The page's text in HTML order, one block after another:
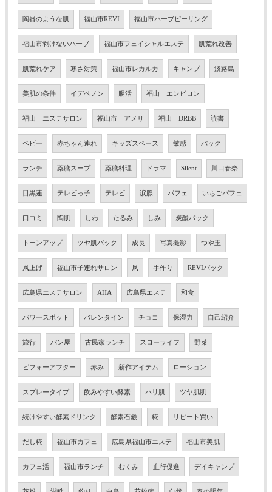
陶器のような肌 福山市REVI 福山市ハーブピーリング
福山市剥けないハーブ 福山市フェイシャルエステ 肌荒れ改善
肌荒れケア 寒さ対策 福山市レカルカ キャンプ 淡路島
美肌の条件 イデベノン 腸活 福山 エンビロン
福山 エステサロン 福山市 アメリ 福山 DRBB 読書
ベビー 赤ちゃん連れ キッズスペース 敏感 パック
ランチ 薬膳スープ 薬膳料理 ドラマ Silent 川口春奈
目黒蓮 テレビっ子 テレビ 涙腺 パフェ いちごパフェ
口コミ 陶肌 しわ たるみ しみ 炭酸パック
トーンアップ ツヤ肌パック 成長 写真撮影 つや玉
凧上げ 福山市子連れサロン 凧 手作り REVIパック
広島県エステサロン AHA 広島県エステ 和食
パワースポット バレンタイン チョコ 保湿力 自己紹介
旅行 パン屋 古民家ランチ スローライフ 野菜
ビフォーアフター 赤み 新作アイテム ローション
スプレータイプ 飲みやすい酵素 ハリ肌 ツヤ肌肌
続けやすい酵素ドリンク 酵素石鹸 糀 リピート買い
だし糀 福山市カフェ 広島県福山市エステ 福山市美肌
カフェ活 福山市ランチ むくみ 血行促進 デイキャンプ